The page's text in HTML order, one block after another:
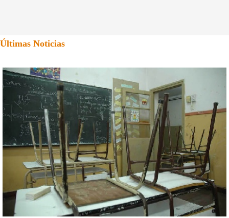
Últimas Noticias